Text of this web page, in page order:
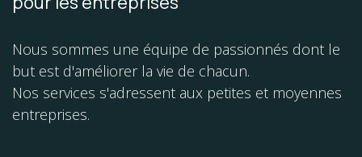
Nous sommes une équipe de passionnés dont le
but est d'améliorer la vie de chacun.
Nos services s'adressent aux petites et moyennes
entreprises.